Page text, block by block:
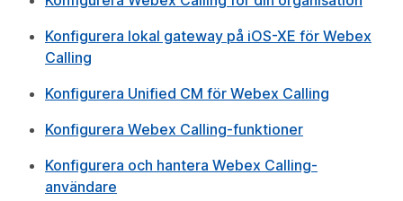
Konfigurera lokal gateway på iOS-XE för Webex
Calling
Konfigurera Unified CM för Webex Calling
Konfigurera Webex Calling-funktioner
Konfigurera och hantera Webex Calling-
användare